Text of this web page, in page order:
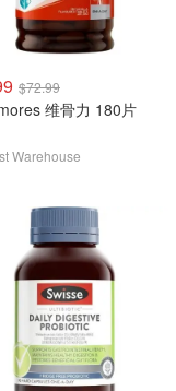
$72.99
维骨力 180片
Warehouse